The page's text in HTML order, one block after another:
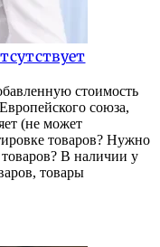
стоимость
союза,
(не может
товаров? Нужно
товаров? В наличии у
товары